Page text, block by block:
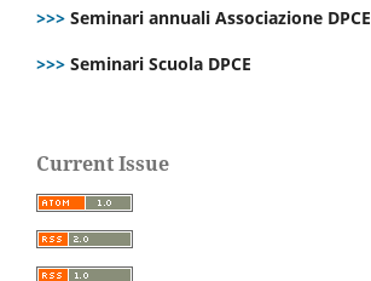
>>> Seminari annuali Associazione DPCE
>>> Seminari Scuola DPCE
Current Issue